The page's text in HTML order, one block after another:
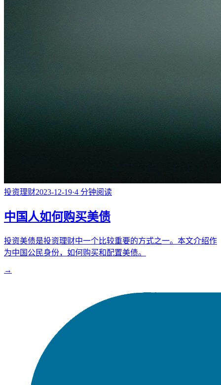
投资理财2023-12-19·4 分钟阅读
中国人如何购买美债
投资美债是投资理财中一个比较重要的方式之一。本文介绍作
为中国公民身份，如何购买和配置美债。
→